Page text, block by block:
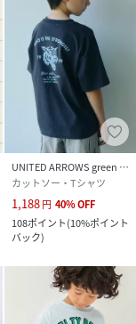
UNITED ARROWS green label relaxing
カットソー・Tシャツ
1,188円 40%OFF
108ポイント(10%ポイント
バック)